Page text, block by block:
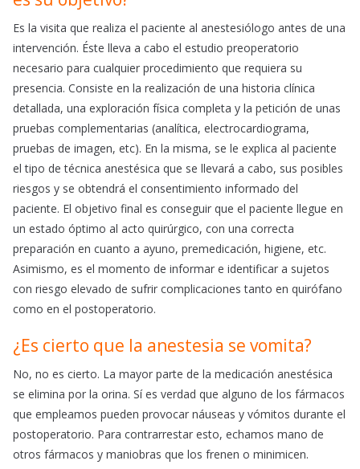
Es la visita que realiza el paciente al anestesiólogo antes de una
intervención. Éste lleva a cabo el estudio preoperatorio
necesario para cualquier procedimiento que requiera su
presencia. Consiste en la realización de una historia clínica
detallada, una exploración física completa y la petición de unas
pruebas complementarias (analítica, electrocardiograma,
pruebas de imagen, etc). En la misma, se le explica al paciente
el tipo de técnica anestésica que se llevará a cabo, sus posibles
riesgos y se obtendrá el consentimiento informado del
paciente. El objetivo final es conseguir que el paciente llegue en
un estado óptimo al acto quirúrgico, con una correcta
preparación en cuanto a ayuno, premedicación, higiene, etc.
Asimismo, es el momento de informar e identificar a sujetos
con riesgo elevado de sufrir complicaciones tanto en quirófano
como en el postoperatorio.
¿Es cierto que la anestesia se vomita?
No, no es cierto. La mayor parte de la medicación anestésica
se elimina por la orina. Sí es verdad que alguno de los fármacos
que empleamos pueden provocar náuseas y vómitos durante el
postoperatorio. Para contrarrestar esto, echamos mano de
otros fármacos y maniobras que los frenen o minimicen.